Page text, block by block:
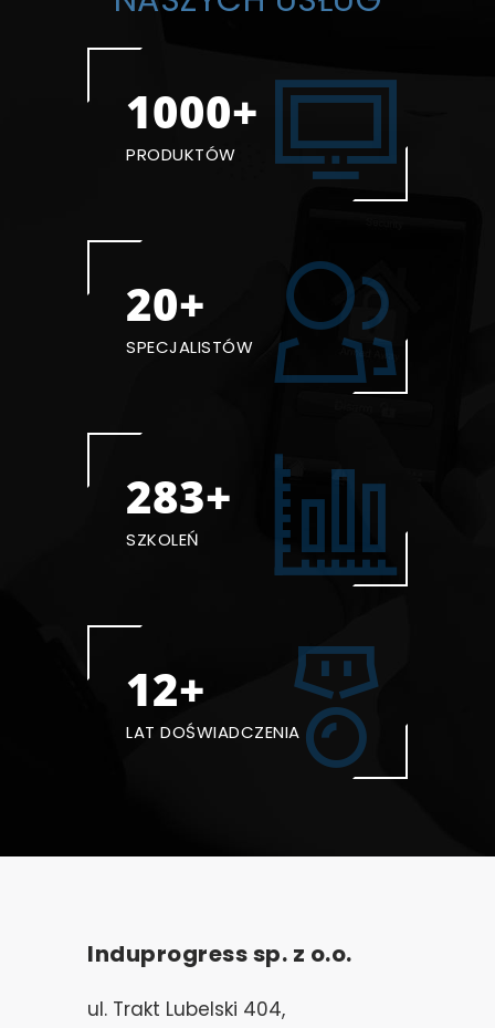
1000+
PRODUKTÓW
20+
SPECJALISTÓW
300+
SZKOLEŃ
15+
LAT DOŚWIADCZENIA
Induprogress sp. z o.o.
ul. Trakt Lubelski 404,